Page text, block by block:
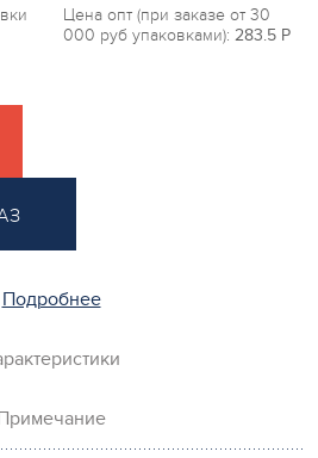
Цена опт (при заказе от 30
000 руб упаковками): 283.5 P
Подробнее